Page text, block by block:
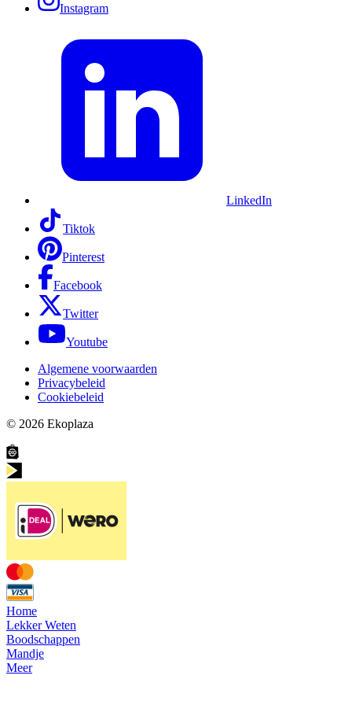
Instagram
LinkedIn
Tiktok
Pinterest
Facebook
Twitter
Youtube
Algemene voorwaarden
Privacybeleid
Cookiebeleid
© 2026 Ekoplaza
Home
Lekker Weten
Boodschappen
Mandje
Meer